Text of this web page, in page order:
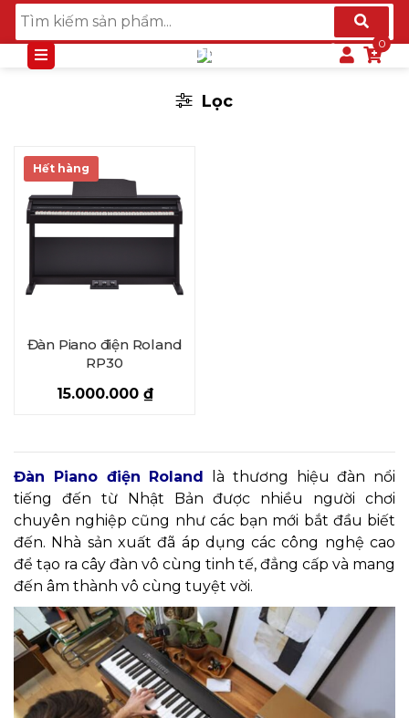
PIANO ĐIỆN ROLAND CAO CẤP
Lọc
Hết hàng
Đàn Piano điện Roland
RP30
15.000.000 ₫
Đàn Piano điện Roland là thương hiệu đàn nổi
tiếng đến từ Nhật Bản được nhiều người chơi
chuyên nghiệp cũng như các bạn mới bắt đầu biết
đến. Nhà sản xuất đã áp dụng các công nghệ cao
để tạo ra cây đàn vô cùng tinh tế, đẳng cấp và mang
đến âm thành vô cùng tuyệt vời.